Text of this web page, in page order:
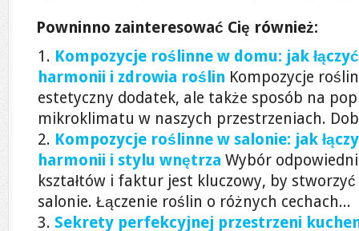
Powninno zainteresować Cię również:
Kompozycje roślinne w domu: jak
harmonii i zdrowia roślin Kompozycje
estetyczny dodatek, ale także sposób na
mikroklimatu w naszych przestrzeniach.
Kompozycje roślinne w salonie: jak
harmonii i stylu wnętrza Wybór
kształtów i faktur jest kluczowy, by
salonie. Łączenie roślin o różnych cechach...
Sekrety perfekcyjnej przestrzeni